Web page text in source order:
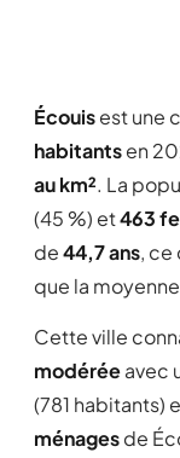
Écouisest une
habitantsen
au km². La
(45 %) et463
de44,7 ans, ce
que la
Cette ville
modéréeavec
(781 habitants)
ménagesde